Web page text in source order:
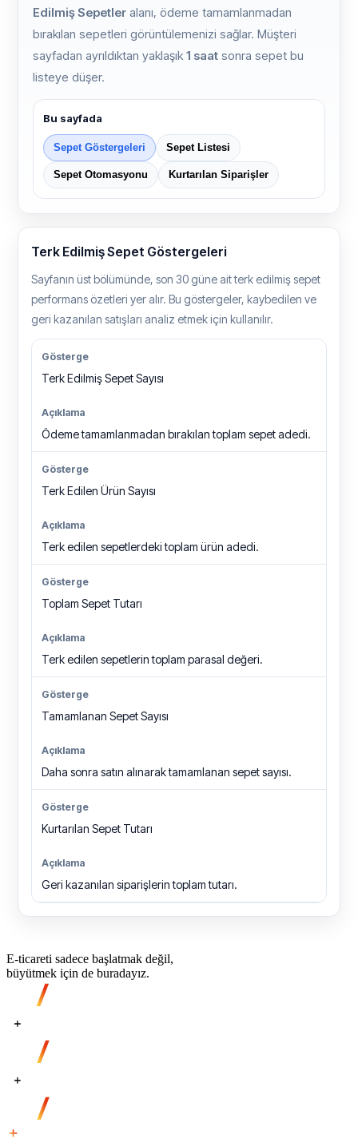
Edilmiş Sepetler alanı, ödeme tamamlanmadan
bırakılan sepetleri görüntülemenizi sağlar. Müşteri
sayfadan ayrıldıktan yaklaşık1 saat sonra sepet bu
listeye düşer.
Bu sayfada
Sepet Göstergeleri Sepet Listesi
Sepet Otomasyonu Kurtarılan Siparişler
Terk Edilmiş Sepet Göstergeleri
Sayfanın üst bölümünde, son 30 güne ait terk edilmiş sepet
performans özetleri yer alır. Bu göstergeler, kaybedilen ve
geri kazanılan satışları analiz etmek için kullanılır.
Terk Edilmiş Sepet Sayısı
Ödeme tamamlanmadan bırakılan toplam sepet adedi.
Terk Edilen Ürün Sayısı
Terk edilen sepetlerdeki toplam ürün adedi.
Toplam Sepet Tutarı
Terk edilen sepetlerin toplam parasal değeri.
Tamamlanan Sepet Sayısı
Daha sonra satın alınarak tamamlanan sepet sayısı.
Kurtarılan Sepet Tutarı
Geri kazanılan siparişlerin toplam tutarı.
E-ticareti sadece başlatmak değil,
büyütmek için de buradayız.